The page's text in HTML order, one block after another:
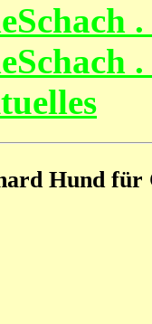
.
Hund für